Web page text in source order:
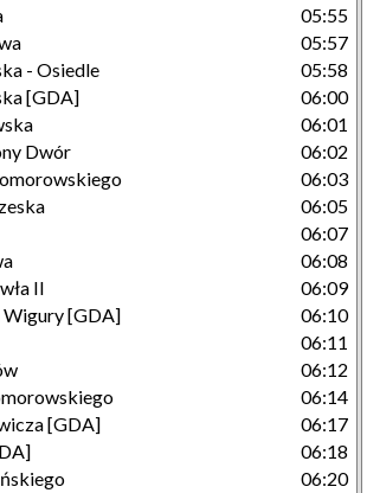
05:55
05:57
- Osiedle
05:58
[GDA]
06:00
06:01
Dwór
06:02
06:03
06:05
06:07
06:08
II
06:09
[GDA]
06:10
06:11
06:12
06:14
[GDA]
06:17
06:18
06:20